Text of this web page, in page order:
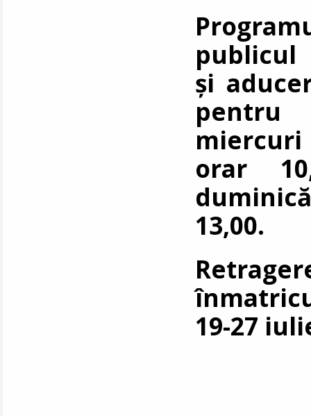
publicul
și
pentru
orar
13,00.
19-27